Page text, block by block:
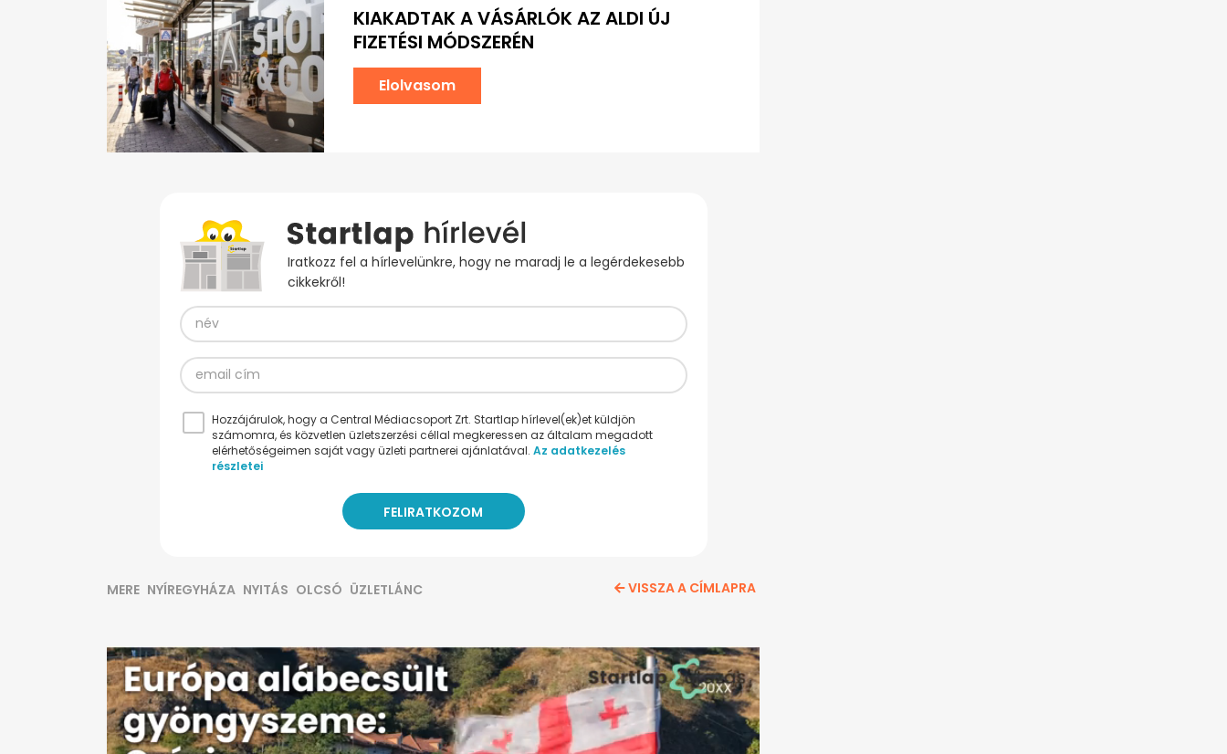
KIAKADTAK A VÁSÁRLÓK AZ ALDI ÚJ
FIZETÉSI MÓDSZERÉN
Elolvasom
Iratkozz fel a hírlevelünkre, hogy ne maradj le a legérdekesebb
cikkekről!
Hozzájárulok, hogy a Central Médiacsoport Zrt. Startlap hírlevel(ek)et küldjön
számomra, és közvetlen üzletszerzési céllal megkeressen az általam megadott
elérhetőségeimen saját vagy üzleti partnerei ajánlatával. Az adatkezelés
részletei
MERE NYÍREGYHÁZA NYITÁS OLCSÓ ÜZLETLÁNC VISSZA A CÍMLAPRA